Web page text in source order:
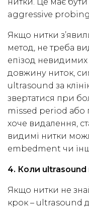
aggressive
Якщо нитки
метод, не треба
епізод
довжину ниток,
ultrasound за
звертатися при
missed period або
хоче видалення,
видимі нитки
embedment чи
4. Коли ultrasound
Якщо нитки не
крок – ultrasound